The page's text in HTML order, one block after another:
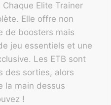
Chaque Elite Trainer
Elle offre non
de boosters mais
jeu essentiels et une
Les ETB sont
des sorties, alors
la main dessus
!